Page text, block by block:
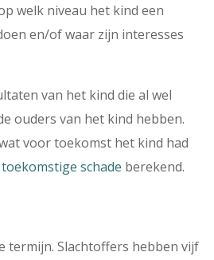
welk niveau het kind een
en/of waar zijn interesses
van het kind die al wel
ouders van het kind hebben.
voor toekomst het kind had
toekomstige schade berekend.
termijn. Slachtoffers hebben vijf